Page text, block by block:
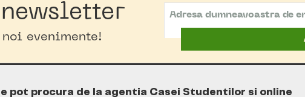
evenimente!
pot procura de la agentia Casei Studentilor si online